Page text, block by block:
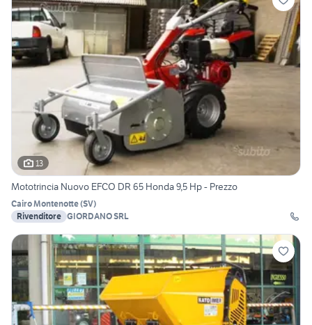
13
Mototrincia Nuovo EFCO DR 65 Honda 9,5 Hp - Prezzo
Cairo Montenotte(SV)
Rivenditore GIORDANO SRL